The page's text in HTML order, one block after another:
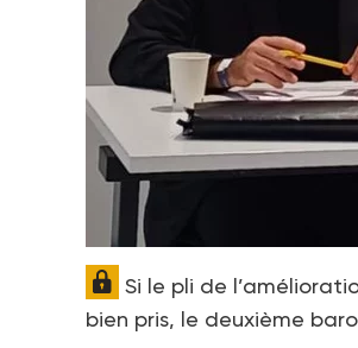
Si le pli de
bien pris, le deuxième